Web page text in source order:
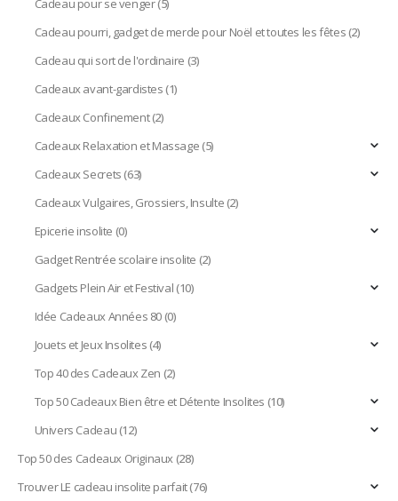
Cadeau pour se venger(5)
Cadeau pourri, gadget de merde pour Noël et toutes les fêtes(2)
Cadeau qui sort de l'ordinaire (3)
Cadeaux avant-gardistes(1)
Cadeaux Confinement(2)
Cadeaux Relaxation et Massage(5)
Cadeaux Secrets(63)
Cadeaux Vulgaires, Grossiers, Insulte(2)
Epicerie insolite (0)
Gadget Rentrée scolaire insolite (2)
Gadgets Plein Air et Festival(10)
Idée Cadeaux Années 80(0)
Jouets et Jeux Insolites(4)
Top 40 des Cadeaux Zen (2)
Top 50 Cadeaux Bien être et Détente Insolites (10)
Univers Cadeau(12)
Top 50 des Cadeaux Originaux(28)
Trouver LE cadeau insolite parfait(76)